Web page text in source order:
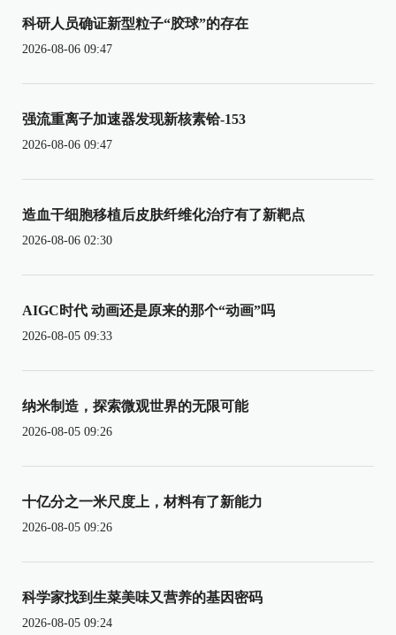
科研人员确证新型粒子“胶球”的存在
2026-08-06 09:47
强流重离子加速器发现新核素铪-153
2026-08-06 09:47
造血干细胞移植后皮肤纤维化治疗有了新靶点
2026-08-06 02:30
AIGC时代 动画还是原来的那个“动画”吗
2026-08-05 09:33
纳米制造，探索微观世界的无限可能
2026-08-05 09:26
十亿分之一米尺度上，材料有了新能力
2026-08-05 09:26
科学家找到生菜美味又营养的基因密码
2026-08-05 09:24